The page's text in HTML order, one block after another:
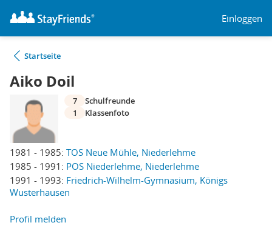
Einloggen
Startseite
Aiko Doil
1981 - 1985: TOS Neue Mühle, Niederlehme
1985 - 1991: POS Niederlehme, Niederlehme
1991 - 1993: Friedrich-Wilhelm-Gymnasium, Königs
Wusterhausen
7
Schulfreunde
1
Klassenfoto
Profil melden